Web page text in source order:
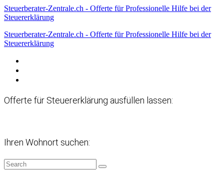
Steuerberater-Zentrale.ch - Offerte für Professionelle Hilfe bei der
Steuererklärung
Steuerberater-Zentrale.ch - Offerte für Professionelle Hilfe bei der
Steuererklärung
Offerte für Steuererklärung ausfüllen lassen:
Ihren Wohnort suchen: